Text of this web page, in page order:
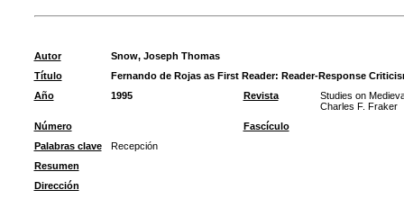
Autor
Snow, Joseph Thomas
Título
Fernando de Rojas as First Reader: Reader-Response
Año
1995 Revista
Studies on
Charles F. Fraker
Número
Fascículo
Palabras clave
Recepción
Resumen
Dirección